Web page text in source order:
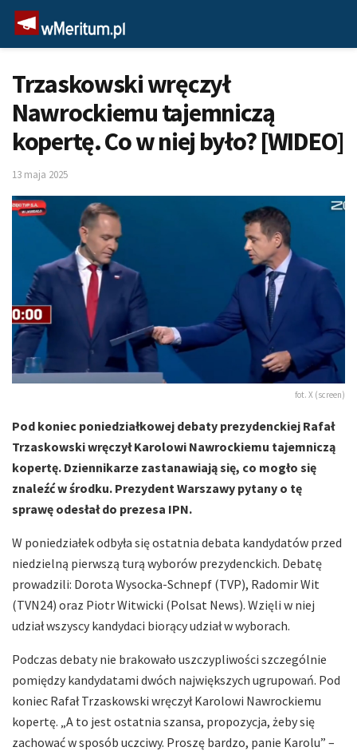
Trzaskowski wręczył
Nawrockiemu tajemniczą
kopertę. Co w niej było? [WIDEO]
13 maja 2025
fot. X (screen)
Pod koniec poniedziałkowej debaty prezydenckiej Rafał
Trzaskowski wręczył Karolowi Nawrockiemu tajemniczą
kopertę. Dziennikarze zastanawiają się, co mogło się
znaleźć w środku. Prezydent Warszawy pytany o tę
sprawę odesłał do prezesa IPN.
W poniedziałek odbyła się ostatnia debata kandydatów przed
niedzielną pierwszą turą wyborów prezydenckich. Debatę
prowadzili: Dorota Wysocka-Schnepf (TVP), Radomir Wit
(TVN24) oraz Piotr Witwicki (Polsat News). Wzięli w niej
udział wszyscy kandydaci biorący udział w wyborach.
Podczas debaty nie brakowało uszczypliwości szczególnie
pomiędzy kandydatami dwóch największych ugrupowań. Pod
koniec Rafał Trzaskowski wręczył Karolowi Nawrockiemu
kopertę. „A to jest ostatnia szansa, propozycja, żeby się
zachować w sposób uczciwy. Proszę bardzo, panie Karolu” –